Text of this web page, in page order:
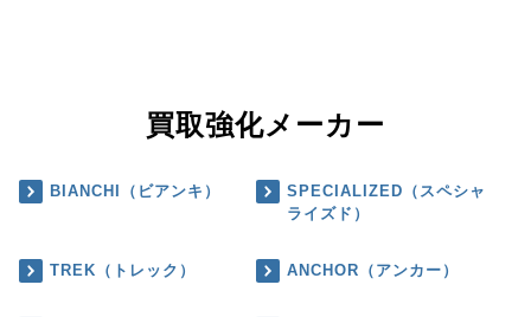
買取強化メーカー
BIANCHI（ビアンキ）
SPECIALIZED（スペシャ
ライズド）
TREK（トレック） ANCHOR（アンカー）